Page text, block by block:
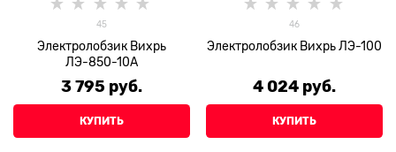
45
Электролобзик Вихрь
ЛЭ-850-10А
3 795 руб.
КУПИТЬ
46
Электролобзик Вихрь ЛЭ-100
4 024 руб.
КУПИТЬ